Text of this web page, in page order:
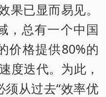
果已显而易见。
，总有一个中国
价格提供80%的
度迭代。为此，
从过去“效率优